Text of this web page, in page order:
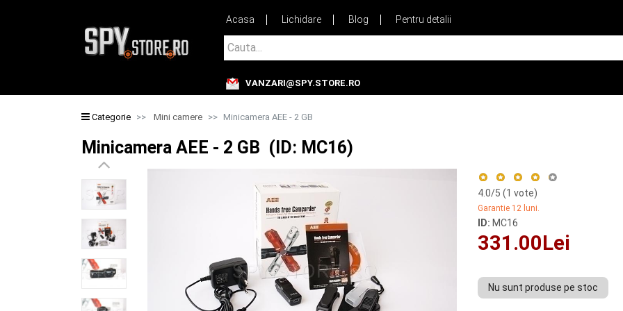
Acasa Lichidare Blog
Pentru detalii
Cauta...
VANZARI@SPY.STORE.RO
Categorie Mini camere Minicamera AEE - 2 GB
Minicamera AEE - 2 GB (ID: MC16)
4.0/5 (1 vote)
Garantie 12 luni.
ID: MC16
331.00Lei
Nu sunt produse pe stoc